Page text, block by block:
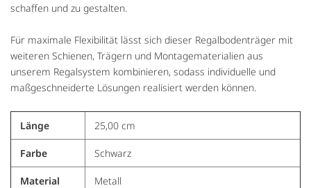
schaffen und zu gestalten.
Für maximale Flexibilität lässt sich dieser Regalbodenträger mit
weiteren Schienen, Trägern und Montagematerialien aus
unserem Regalsystem kombinieren, sodass individuelle und
maßgeschneiderte Lösungen realisiert werden können.
Länge 25,00 cm
Farbe Schwarz
Material Metall